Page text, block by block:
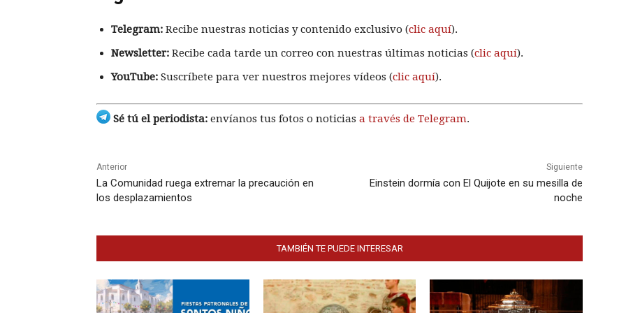
Telegram: Recibe nuestras noticias y contenido exclusivo (clic aquí).
Newsletter: Recibe cada tarde un correo con nuestras últimas noticias (clic aquí).
YouTube: Suscríbete para ver nuestros mejores vídeos (clic aquí).
Sé tú el periodista: envíanos tus fotos o noticias a través de Telegram.
Anterior
La Comunidad ruega extremar la precaución en
los desplazamientos
Siguiente
Einstein dormía con El Quijote en su mesilla de
noche
TAMBIÉN TE PUEDE INTERESAR